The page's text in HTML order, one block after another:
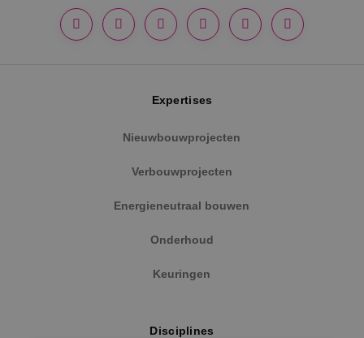
Expertises
Nieuwbouwprojecten
Verbouwprojecten
Energieneutraal bouwen
Onderhoud
Keuringen
Disciplines